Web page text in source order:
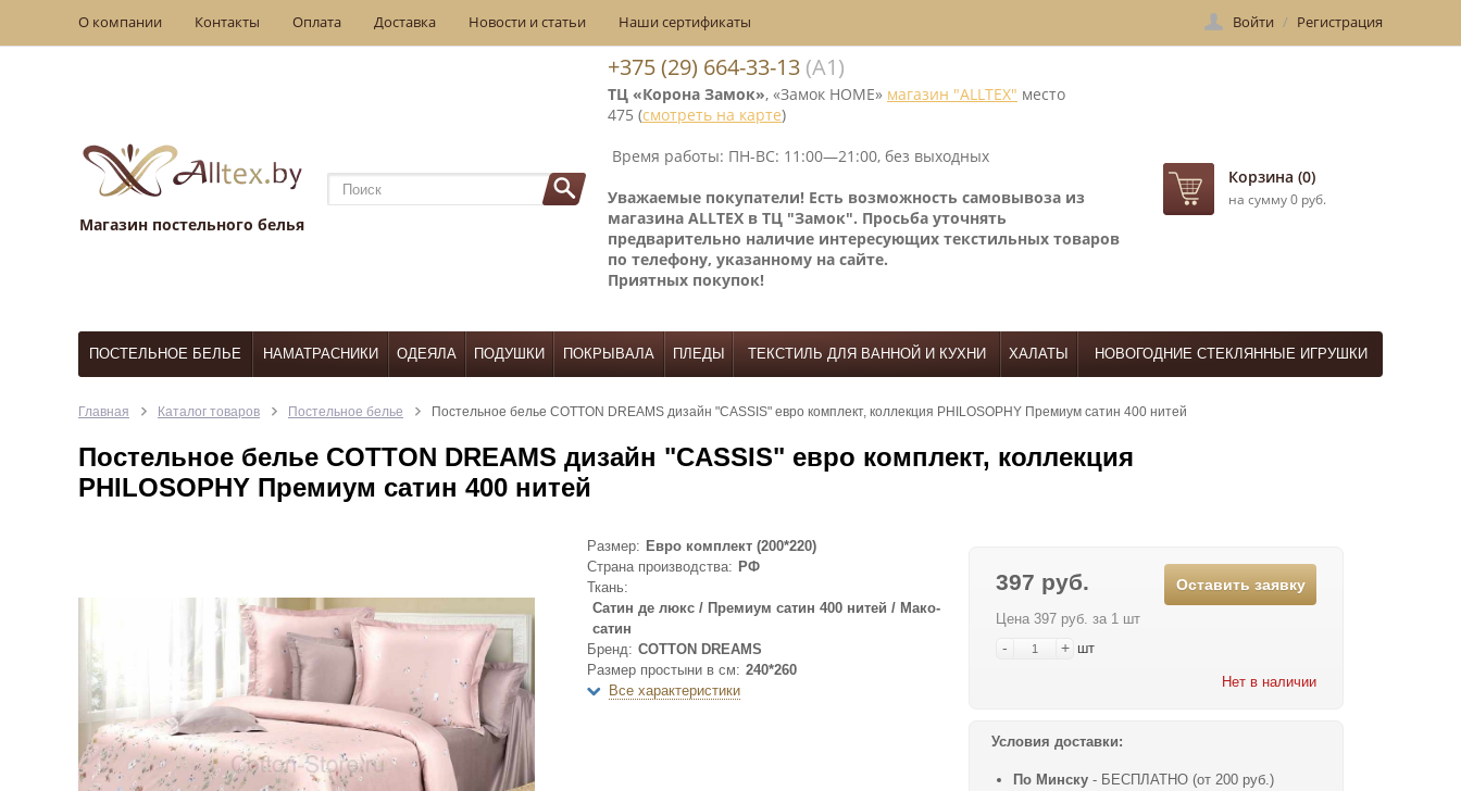
О компании Контакты Оплата Доставка Новости и статьи Наши сертификаты Войти / Регистрация
Магазин постельного белья
+375 (29) 664-33-13 (А1)
ТЦ «Корона Замок», «Замок НОМЕ» магазин "ALLTEX" место
475 (смотреть на карте)
Время работы: ПН-ВС: 11:00—21:00, без выходных
Уважаемые покупатели! Есть возможность самовывоза из
магазина ALLTEX в ТЦ "Замок". Просьба уточнять
предварительно наличие интересующих текстильных товаров
по телефону, указанному на сайте.
Приятных покупок!
Корзина (0)
на сумму 0 руб.
ПОСТЕЛЬНОЕ БЕЛЬЕ НАМАТРАСНИКИ ОДЕЯЛА ПОДУШКИ ПОКРЫВАЛА ПЛЕДЫ ТЕКСТИЛЬ ДЛЯ ВАННОЙ И КУХНИ ХАЛАТЫ НОВОГОДНИЕ СТЕКЛЯННЫЕ ИГРУШКИ
Главная Каталог товаров Постельное белье Постельное белье COTTON DREAMS дизайн "CASSIS" евро комплект, коллекция PHILOSOPHY Премиум сатин 400 нитей
Постельное белье COTTON DREAMS дизайн "CASSIS" евро комплект, коллекция
PHILOSOPHY Премиум сатин 400 нитей
397 руб.
Цена 397 руб. за 1 шт
- + шт
Оставить заявку
Нет в наличии
Условия доставки:
По Минску - БЕСПЛАТНО (от 200 руб.)
Размер: Евро комплект (200*220)
Страна производства: РФ
Ткань:
Сатин де люкс / Премиум сатин 400 нитей / Мако-
сатин
Бренд: COTTON DREAMS
Размер простыни в см: 240*260
Все характеристики